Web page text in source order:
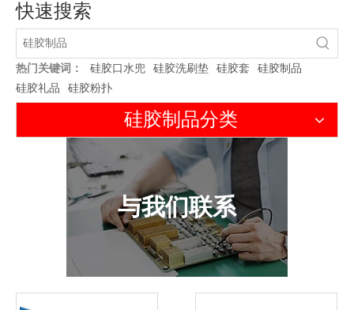
快速搜索
热门关键词： 硅胶口水兜 硅胶洗刷垫 硅胶套
硅胶制品
硅胶礼品
硅胶粉扑
硅胶制品分类
与我们联系